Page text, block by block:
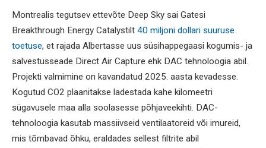
Montrealis tegutsev ettevõte Deep Sky sai Gatesi
Breakthrough Energy Catalystilt 40 miljoni dollari suuruse
toetuse, et rajada Albertasse uus süsihappegaasi kogumis- ja
salvestusseade Direct Air Capture ehk DAC tehnoloogia abil.
Projekti valmimine on kavandatud 2025. aasta kevadesse.
Kogutud CO2 plaanitakse ladestada kahe kilomeetri
sügavusele maa alla soolasesse põhjaveekihti. DAC-
tehnoloogia kasutab massiivseid ventilaatoreid või imureid,
mis tõmbavad õhku, eraldades sellest filtrite abil